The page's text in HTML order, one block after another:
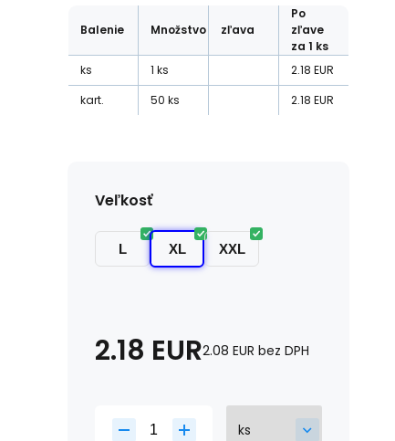
Balenie Množstvo zľava
Po
zľave
za 1 ks
ks
1 ks 2.18 EUR
kart.
50 ks 2.18 EUR
Veľkosť
L XL XXL
2.18 EUR2.08 EUR bez DPH